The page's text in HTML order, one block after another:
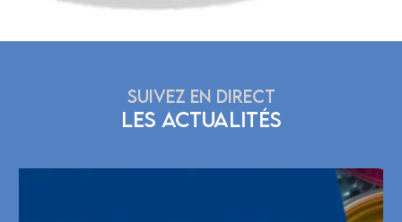
SUIVEZ EN DIRECT
LES ACTUALITÉS